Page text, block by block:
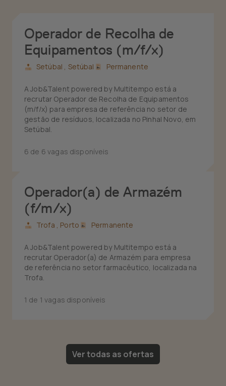
Operador de Recolha de
Equipamentos (m/f/x)
Setúbal , Setúbal Permanente
A Job&Talent powered by Multitempo está a
recrutar Operador de Recolha de Equipamentos
(m/f/x) para empresa de referência no setor de
gestão de resíduos, localizada no Pinhal Novo, em
Setúbal.
6 de 6 vagas disponíveis
Operador(a) de Armazém
(f/m/x)
Trofa , Porto Permanente
A Job&Talent powered by Multitempo está a
recrutar Operador(a) de Armazém para empresa
de referência no setor farmacêutico, localizada na
Trofa.
1 de 1 vagas disponíveis
Ver todas as ofertas